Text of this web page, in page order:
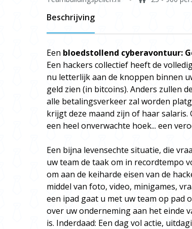
Beschrijving
Een bloedstollend cyberavontuur:
Een hackers collectief heeft de
nu letterlijk aan de knoppen binnen
geld zien (in bitcoins). Anders zullen
alle betalingsverkeer zal worden
krijgt deze maand zijn of haar
een heel onverwachte hoek... een
Een bijna levensechte situatie, die
uw team de taak om in recordtempo
om aan de keiharde eisen van de
middel van foto, video, minigames,
een ipad gaat u met uw team op pad
over uw onderneming aan het einde
is. Inderdaad: Een dag vol actie,